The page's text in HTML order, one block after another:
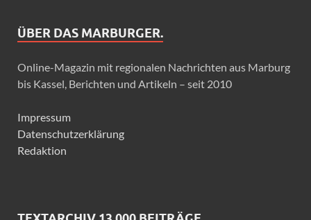
ÜBER DAS MARBURGER.
Online-Magazin mit regionalen Nachrichten aus Marburg
bis Kassel, Berichten und Artikeln – seit 2010
Impressum
Datenschutzerklärung
Redaktion